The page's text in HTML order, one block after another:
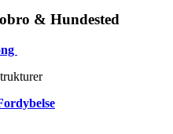
& Hundested